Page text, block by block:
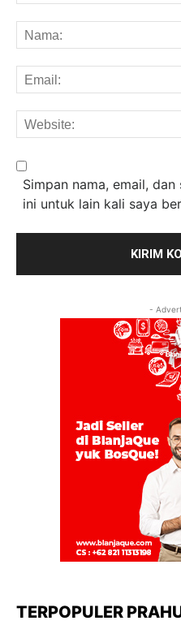
Simpan nama, email,
ini untuk lain kali saya
-
TERPOPULER